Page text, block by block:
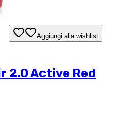
Aggiungi alla wishlist
2.0 Active Red